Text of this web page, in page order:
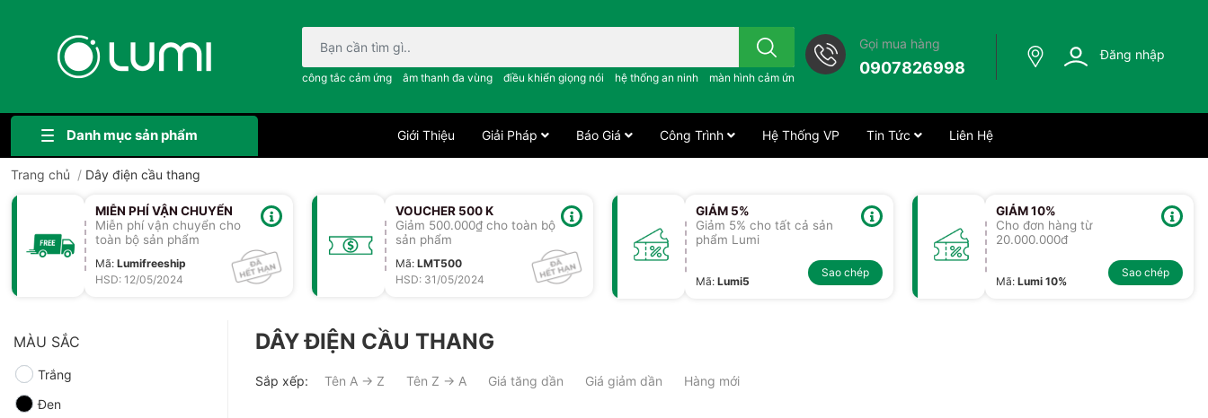
Bạn cần tìm gì..; công tắc cảm ứng..; âm thanh đa vùng ; điều khiển giọng nói ;
công tắc cảm ứng âm thanh đa vùng điều khiển giọng nói hệ thống an ninh màn hình cảm ứng
Gọi mua hàng
0907826998
Đăng nhập
Danh mục sản phẩm Giới Thiệu Giải Pháp Báo Giá Công Trình Hệ Thống VP Tin Tức Liên Hệ
Trang chủ / Dây điện cầu thang
MIỄN PHÍ VẬN CHUYỂN
Miễn phí vận chuyển cho
toàn bộ sản phẩm
Mã: Lumifreeship
HSD: 12/05/2024
VOUCHER 500 K
Giảm 500.000₫ cho toàn bộ
sản phẩm
Mã: LMT500
HSD: 31/05/2024
GIẢM 5%
Giảm 5% cho tất cả sản
phẩm Lumi
Mã: Lumi5
Sao chép
GIẢM 10%
Cho đơn hàng từ
20.000.000đ
Mã: Lumi 10%
Sao chép
MÀU SẮC
Trắng
Đen
DÂY ĐIỆN CẦU THANG
Sắp xếp: Tên A → Z Tên Z → A Giá tăng dần Giá giảm dần Hàng mới